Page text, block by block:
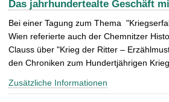
Das jahrhundertealte Geschäft
Bei einer Tagung zum Thema
Wien referierte auch der Chemnitzer
Clauss über "Krieg der Ritter –
den Chroniken zum Hundertjährigen
Zusätzliche Informationen